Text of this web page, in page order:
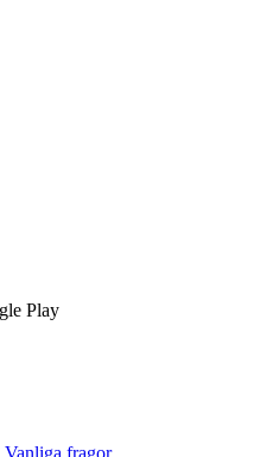
Play
Vanliga fragor